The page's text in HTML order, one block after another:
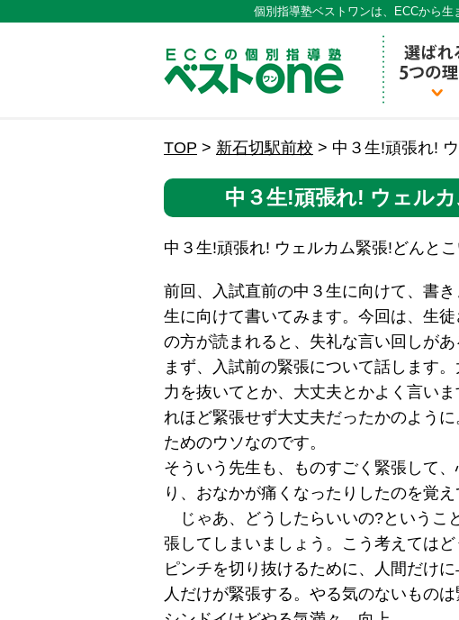
個別指導塾ベストワンは、ECCから
ECCの個別指
TOP > 新石切駅前校 > 中３生!頑張れ!
中３生!頑張れ! ウェル
中３生!頑張れ! ウェルカム緊張!どんとこ
前回、入試直前の中３生に向けて、書
生に向けて書いてみます。今回は、生
の方が読まれると、失礼な言い回しがあ
まず、入試前の緊張について話します
力を抜いてとか、大丈夫とかよく言い
れほど緊張せず大丈夫だったかのよう
ためのウソなのです。
そういう先生も、ものすごく緊張して
り、おなかが痛くなったりしたのを覚え
じゃあ、どうしたらいいの?というこ
張してしまいましょう。こう考えては
ピンチを切り抜けるために、人間だけ
人だけが緊張する。やる気のないもの